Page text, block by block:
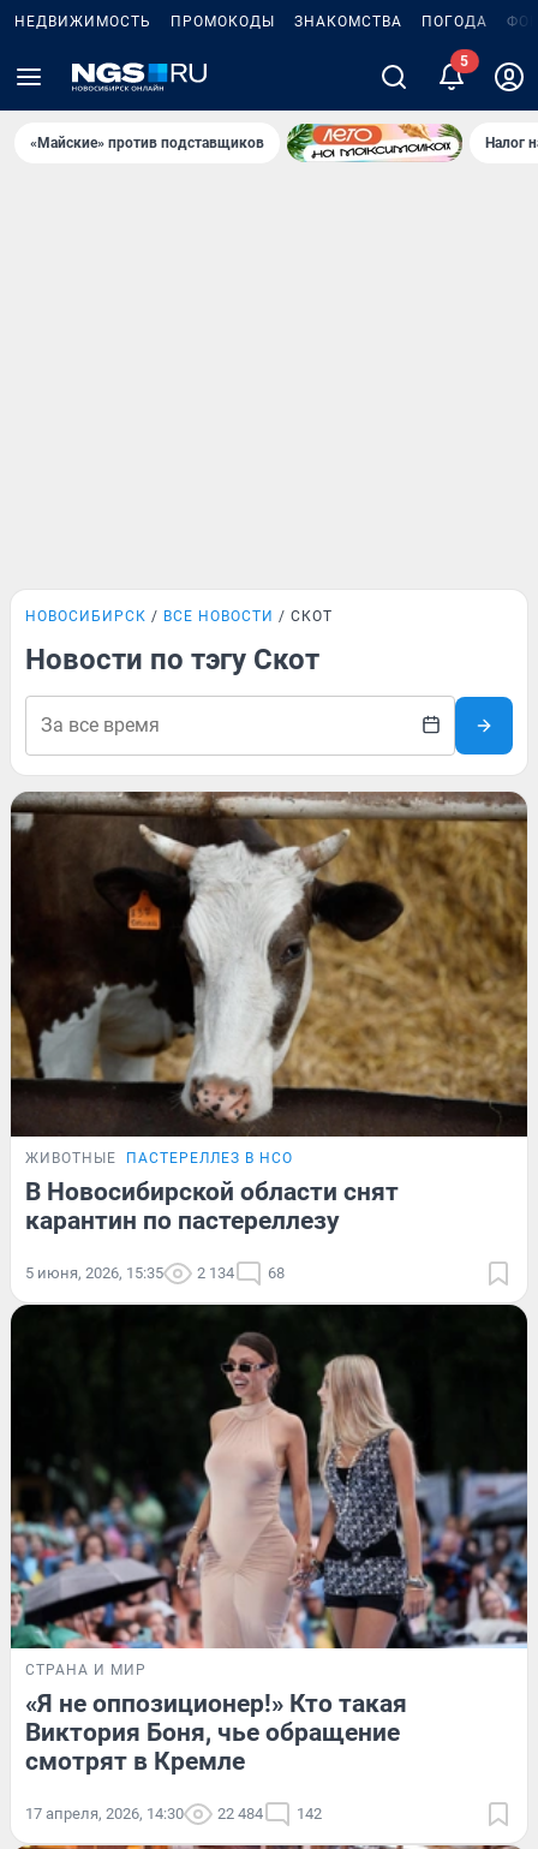
НЕДВИЖИМОСТЬ ПРОМОКОДЫ ЗНАКОМСТВА ПОГОДА
5
«Майские» против подставщиков Налог
НОВОСИБИРСК ВСЕ НОВОСТИ СКОТ
Новости по тэгу Скот
ЖИВОТНЫЕ ПАСТЕРЕЛЛЕЗ В НСО
В Новосибирской области снят
карантин по пастереллезу
5 июня, 2026, 15:35 2 134 68
СТРАНА И МИР
«Я не оппозиционер!» Кто такая
Виктория Боня, чье обращение
смотрят в Кремле
17 апреля, 2026, 14:30 22 484 142